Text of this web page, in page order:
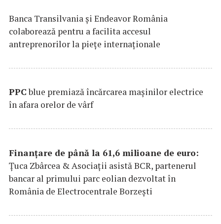
Banca Transilvania şi Endeavor România
colaborează pentru a facilita accesul
antreprenorilor la pieţe internaţionale
PPCblue premiază încărcarea maşinilor electrice
în afara orelor de vârf
Finanțare de până la 61,6 milioane de euro:
Țuca Zbârcea & Asociații asistă BCR, partenerul
bancar al primului parc eolian dezvoltat în
România de Electrocentrale Borzești